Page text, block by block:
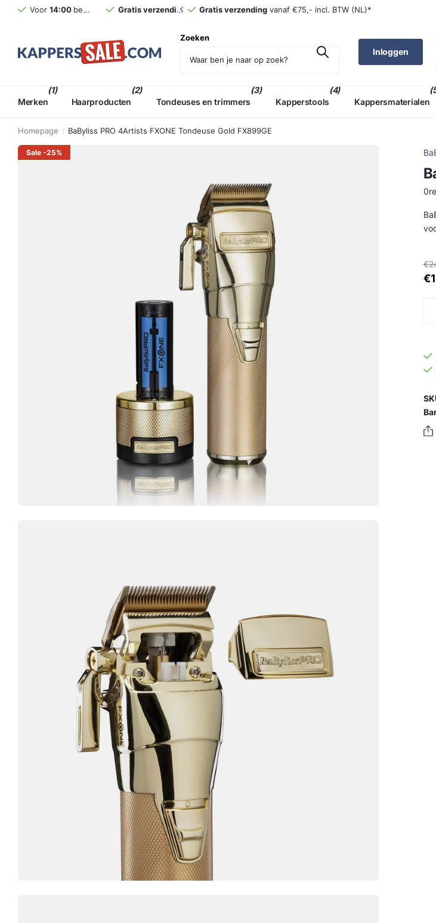
Voor 14:00 besteld, morgenin huis (NL)*
Gratis verzending vanaf €75,- incl. BTW (NL)*
Voor14:00besteld,morgenin huis (NL)*
Zoeken
Inloggen
Merken
(1)
Haarproducten
(2)
Tondeuses en trimmers
(3)
Kapperstools
(4)
Kappersmaterialen
Homepage BaByliss PRO 4Artists FXONE Tondeuse Gold FX899GE
Sale -25%
0